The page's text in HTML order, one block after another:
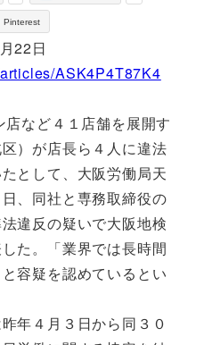
Pinterest
22日
ASK4P4T87K4
など４１店舗を展開す
）が店長ら４人に違法
として、大阪労働局天
、同社と専務取締役の
違反の疑いで大阪地検
た。「業界では長時間
容疑を認めているとい
年４月３日から同３０